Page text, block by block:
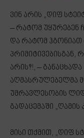
ვინ არის „დიფ
– რატომ უყურებენ
და რატომ ჰგონიათ
პრიმიტივებისგან,
არის?!, –
აღმასრულებელმა
უმრავლესობის
გადაცემაში
მისი თქმით, „დიფ